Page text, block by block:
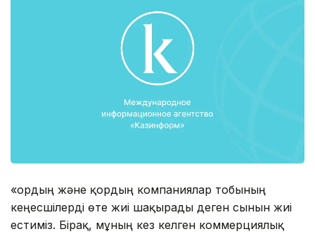
«Қордың және қордың компаниялар тобының
кеңесшілерді өте жиі шақырады деген сынын жиі
естиміз. Бірақ, мұның кез келген коммерциялық